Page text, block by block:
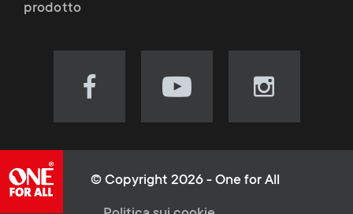
prodotto
Visit
(opens
Visit
(opens
Visit
(opens
© Copyright 2026 - One for All